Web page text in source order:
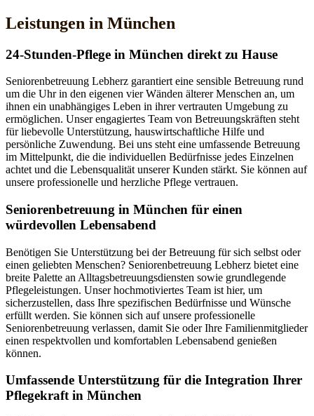
Leistungen in München
24-Stunden-Pflege in München direkt zu Hause
Seniorenbetreuung Lebherz garantiert eine sensible Betreuung rund
um die Uhr in den eigenen vier Wänden älterer Menschen an, um
ihnen ein unabhängiges Leben in ihrer vertrauten Umgebung zu
ermöglichen. Unser engagiertes Team von Betreuungskräften steht
für liebevolle Unterstützung, hauswirtschaftliche Hilfe und
persönliche Zuwendung. Bei uns steht eine umfassende Betreuung
im Mittelpunkt, die die individuellen Bedürfnisse jedes Einzelnen
achtet und die Lebensqualität unserer Kunden stärkt. Sie können auf
unsere professionelle und herzliche Pflege vertrauen.
Senioren­betreuung in München für einen
würdevollen Lebensabend
Benötigen Sie Unterstützung bei der Betreuung für sich selbst oder
einen geliebten Menschen? Seniorenbetreuung Lebherz bietet eine
breite Palette an Alltagsbetreuungsdiensten sowie grundlegende
Pflegeleistungen. Unser hochmotiviertes Team ist hier, um
sicherzustellen, dass Ihre spezifischen Bedürfnisse und Wünsche
erfüllt werden. Sie können sich auf unsere professionelle
Seniorenbetreuung verlassen, damit Sie oder Ihre Familienmitglieder
einen respektvollen und komfortablen Lebensabend genießen
können.
Umfassende Unterstützung für die Integration Ihrer
Pflegekraft in München